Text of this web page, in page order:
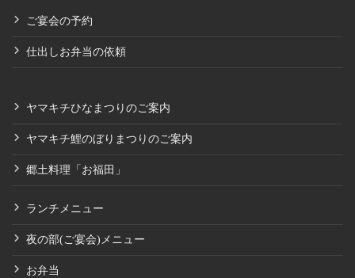
ご宴会の予約
仕出しお弁当の依頼
ヤマキチひなまつりのご案内
ヤマキチ鯉のぼりまつりのご案内
郷土料理「お福田」
ランチメニュー
夜の部(ご宴会)メニュー
お弁当